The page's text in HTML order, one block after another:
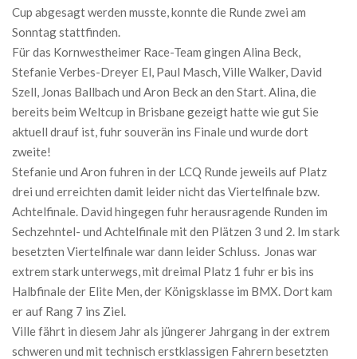
Cup abgesagt werden musste, konnte die Runde zwei am
Sonntag stattfinden.
Für das Kornwestheimer Race-Team gingen Alina Beck,
Stefanie Verbes-Dreyer El, Paul Masch, Ville Walker, David
Szell, Jonas Ballbach und Aron Beck an den Start. Alina, die
bereits beim Weltcup in Brisbane gezeigt hatte wie gut Sie
aktuell drauf ist, fuhr souverän ins Finale und wurde dort
zweite!
Stefanie und Aron fuhren in der LCQ Runde jeweils auf Platz
drei und erreichten damit leider nicht das Viertelfinale bzw.
Achtelfinale. David hingegen fuhr herausragende Runden im
Sechzehntel- und Achtelfinale mit den Plätzen 3 und 2. Im stark
besetzten Viertelfinale war dann leider Schluss. Jonas war
extrem stark unterwegs, mit dreimal Platz 1 fuhr er bis ins
Halbfinale der Elite Men, der Königsklasse im BMX. Dort kam
er auf Rang 7 ins Ziel.
Ville fährt in diesem Jahr als jüngerer Jahrgang in der extrem
schweren und mit technisch erstklassigen Fahrern besetzten